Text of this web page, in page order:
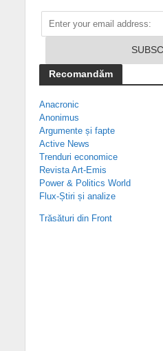
Recomandăm
Anacronic
Anonimus
Argumente și fapte
Active News
Trenduri economice
Revista Art-Emis
Power & Politics World
Flux-Știri și analize
Trăsături din Front